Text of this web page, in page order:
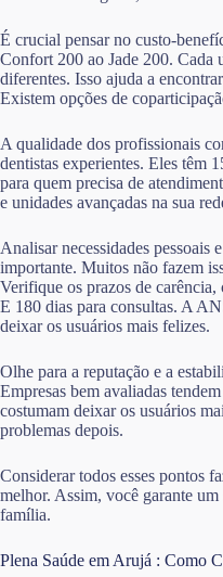
É crucial pensar no custo-
Confort 200 ao Jade 200. Cada
diferentes. Isso ajuda a
Existem opções de
A qualidade dos profissionais
dentistas experientes. Eles têm
para quem precisa de
e unidades avançadas na sua
Analisar necessidades pessoais
importante. Muitos não fazem
Verifique os prazos de carência,
E 180 dias para consultas. A
deixar os usuários mais felizes.
Olhe para a reputação e a
Empresas bem avaliadas
costumam deixar os usuários
problemas depois.
Considerar todos esses pontos
melhor. Assim, você garante
família.
Plena Saúde em Arujá : Como